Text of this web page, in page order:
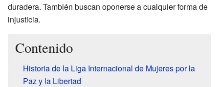
duradera. También buscan oponerse a cualquier forma de
injusticia.
Contenido
Historia de la Liga Internacional de Mujeres por la
Paz y la Libertad